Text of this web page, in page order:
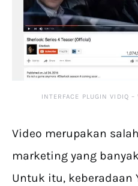
INTERFACE PLUGIN VIDIQ –
Video merupakan
marketing yang
Untuk itu, keberadaan